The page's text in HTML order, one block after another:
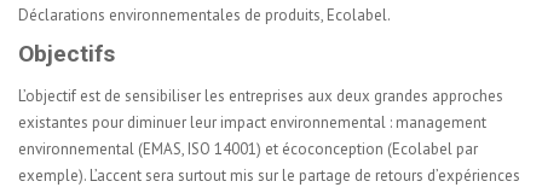
Déclarations environnementales de produits, Ecolabel.
Objectifs
L’objectif est de sensibiliser les entreprises aux deux grandes approches
existantes pour diminuer leur impact environnemental : management
environnemental (EMAS, ISO 14001) et écoconception (Ecolabel par
exemple). L’accent sera surtout mis sur le partage de retours d’expériences